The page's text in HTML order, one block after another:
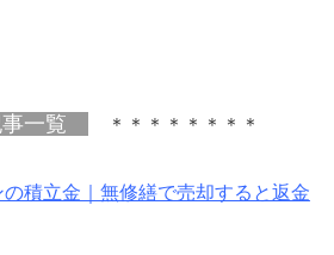
一覧 ＊＊＊＊＊＊＊＊
積立金｜無修繕で売却すると返金